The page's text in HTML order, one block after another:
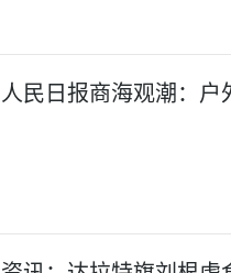
人民日报商海观潮：户